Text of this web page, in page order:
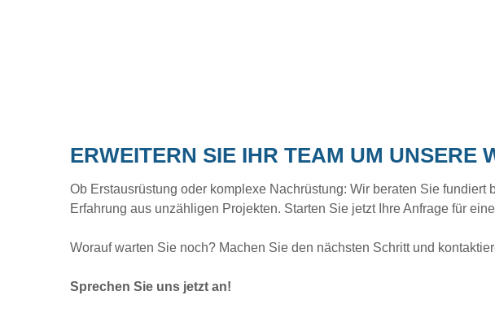
ERWEITERN SIE IHR TEAM UM UNSERE
Ob Erstausrüstung oder komplexe Nachrüstung: Wir beraten Sie
Erfahrung aus unzähligen Projekten. Starten Sie jetzt Ihre Anfrage für
Worauf warten Sie noch? Machen Sie den nächsten Schritt und
Sprechen Sie uns jetzt an!